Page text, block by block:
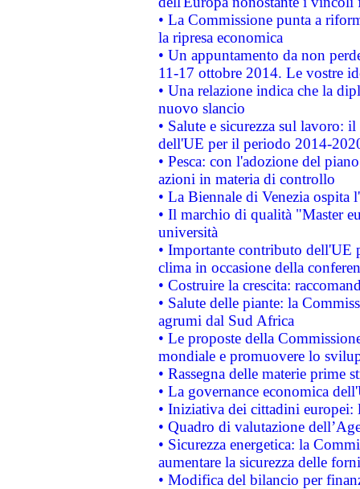
• La Commissione punta a
la ripresa economica
• Un appuntamento da non
11-17 ottobre 2014. Le vostre
• Una relazione indica che la
nuovo slancio
• Salute e sicurezza sul lavoro:
dell'UE per il periodo 2014-
• Pesca: con l'adozione del
azioni in materia di controllo
• La Biennale di Venezia ospita
• Il marchio di qualità "Master
università
• Importante contributo dell'UE
clima in occasione della
• Costruire la crescita:
• Salute delle piante: la
agrumi dal Sud Africa
• Le proposte della
mondiale e promuovere lo
• Rassegna delle materie prime
• La governance economica
• Iniziativa dei cittadini
• Quadro di valutazione
• Sicurezza energetica: la
aumentare la sicurezza delle
• Modifica del bilancio per